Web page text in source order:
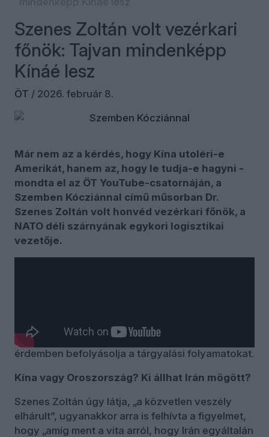
Szenes Zoltán volt vezérkari
főnök: Tajvan mindenképp
Kínáé lesz
ÖT / 2026. február 8.
Már nem az a kérdés, hogy Kína utoléri-e
Amerikát, hanem az, hogy le tudja-e hagyni -
mondta el az ÖT YouTube-csatornáján, a
Szemben Kócziánnal című műsorban Dr.
Szenes Zoltán volt honvéd vezérkari főnök, a
NATO déli szárnyának egykori logisztikai
vezetője.
Ugyanakkor hangsúlyozta: a diplomácia mögött
továbbra is jelentős katonai nyomás áll, amely
érdemben befolyásolja a tárgyalási folyamatokat.
Kína vagy Oroszország? Ki állhat Irán mögött?
Szenes Zoltán úgy látja, „a közvetlen veszély
elhárult”, ugyanakkor arra is felhívta a figyelmet,
hogy „amíg ment a vita arról, hogy Irán egyáltalán